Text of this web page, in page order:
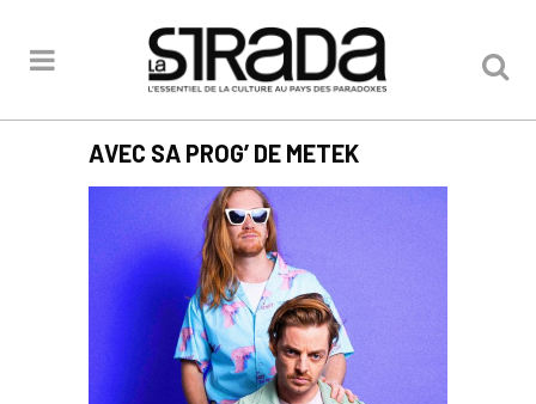
AVEC SA PROG’ DE METEK